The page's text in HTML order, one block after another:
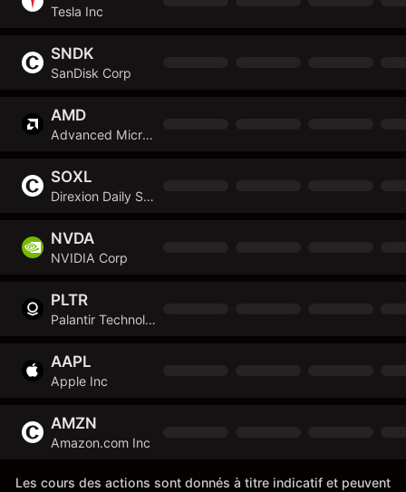
Tesla Inc
SNDK
SanDisk Corp
AMD
Advanced Micro Devices Inc
SOXL
Direxion Daily Semiconductor Bull 3X Shares
NVDA
NVIDIA Corp
PLTR
Palantir Technologies Inc
AAPL
Apple Inc
AMZN
Amazon.com Inc
Les cours des actions sont donnés à titre indicatif et peuvent